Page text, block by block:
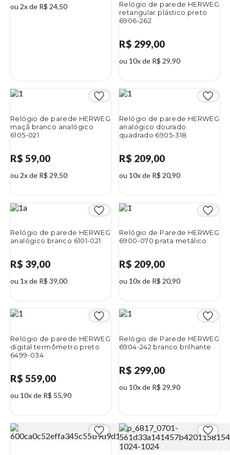
ou 2x de R$ 24,50
Relógio de parede HERWEG
retangular plástico preto
6906-262
R$ 299,00
ou 10x de R$ 29,90
Relógio de parede HERWEG
maçã branco analógico
6105-021
R$ 59,00
ou 2x de R$ 29,50
Relógio de parede HERWEG
analógico dourado
quadrado 6905-318
R$ 209,00
ou 10x de R$ 20,90
Relógio de parede HERWEG
analógico branco 6101-021
R$ 39,00
ou 1x de R$ 39,00
Relógio de Parede HERWEG
6900-070 prata metálico
R$ 209,00
ou 10x de R$ 20,90
Relógio de parede HERWEG
digital termômetro preto
6499-034
R$ 559,00
ou 10x de R$ 55,90
Relógio de Parede HERWEG
6904-242 branco brilhante
R$ 299,00
ou 10x de R$ 29,90